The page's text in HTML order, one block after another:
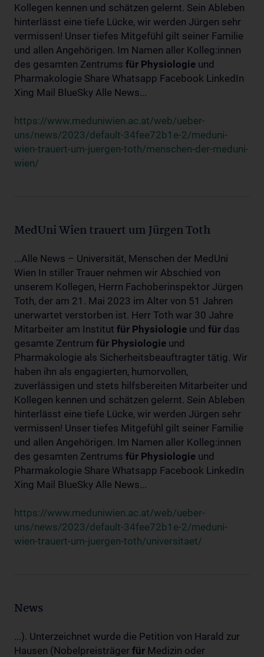
Kollegen kennen und schätzen gelernt. Sein Ableben
hinterlässt eine tiefe Lücke, wir werden Jürgen sehr
vermissen! Unser tiefes Mitgefühl gilt seiner Familie
und allen Angehörigen. Im Namen aller Kolleg:innen
des gesamten Zentrums für Physiologie und
Pharmakologie Share Whatsapp Facebook LinkedIn
Xing Mail BlueSky Alle News...
https://www.meduniwien.ac.at/web/ueber-
uns/news/2023/default-34fee72b1e-2/meduni-
wien-trauert-um-juergen-toth/menschen-der-meduni-
wien/
MedUni Wien trauert um Jürgen Toth
...Alle News – Universität, Menschen der MedUni
Wien In stiller Trauer nehmen wir Abschied von
unserem Kollegen, Herrn Fachoberinspektor Jürgen
Toth, der am 21. Mai 2023 im Alter von 51 Jahren
unerwartet verstorben ist. Herr Toth war 30 Jahre
Mitarbeiter am Institut für Physiologie und für das
gesamte Zentrum für Physiologie und
Pharmakologie als Sicherheitsbeauftragter tätig. Wir
haben ihn als engagierten, humorvollen,
zuverlässigen und stets hilfsbereiten Mitarbeiter und
Kollegen kennen und schätzen gelernt. Sein Ableben
hinterlässt eine tiefe Lücke, wir werden Jürgen sehr
vermissen! Unser tiefes Mitgefühl gilt seiner Familie
und allen Angehörigen. Im Namen aller Kolleg:innen
des gesamten Zentrums für Physiologie und
Pharmakologie Share Whatsapp Facebook LinkedIn
Xing Mail BlueSky Alle News...
https://www.meduniwien.ac.at/web/ueber-
uns/news/2023/default-34fee72b1e-2/meduni-
wien-trauert-um-juergen-toth/universitaet/
News
...). Unterzeichnet wurde die Petition von Harald zur
Hausen (Nobelpreisträger für Medizin oder